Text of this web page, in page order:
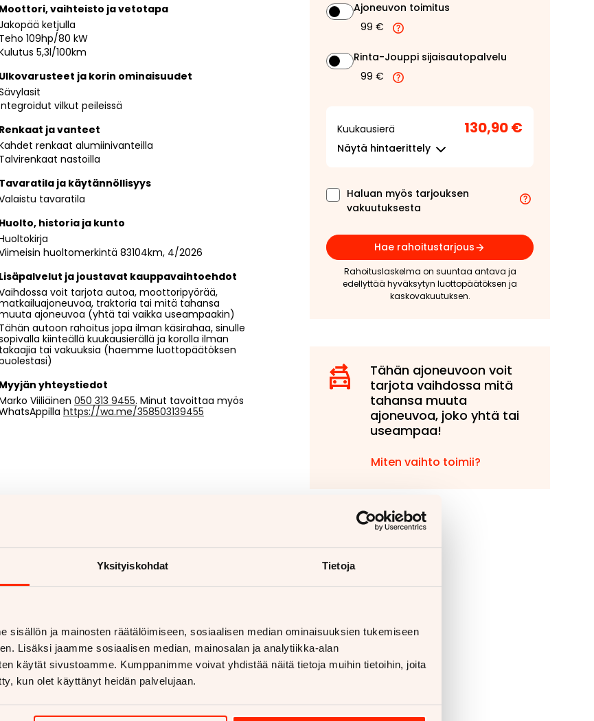
Yksityiskohdat Tietoja
sisällön ja mainosten räätälöimiseen, sosiaalisen median ominaisuuksien tukemiseen
Lisäksi jaamme sosiaalisen median, mainosalan ja analytiikka-alan
käytät sivustoamme. Kumppanimme voivat yhdistää näitä tietoja muihin tietoihin, joita
kun olet käyttänyt heidän palvelujaan.
Moottori, vaihteisto ja vetotapa
ketjulla
Teho 109hp/80 kW
5,3l/100km
Ulkovarusteet ja korin ominaisuudet
vilkut peileissä
Renkaat ja vanteet
renkaat alumiinivanteilla
Talvirenkaat nastoilla
Tavaratila ja käytännöllisyys
tavaratila
Huolto, historia ja kunto
huoltomerkintä 83104km, 4/2026
Lisäpalvelut ja joustavat kauppavaihtoehdot
voit tarjota autoa, moottoripyörää,
traktoria tai mitä tahansa
ajoneuvoa (yhtä tai vaikka useampaakin)
Tähän autoon rahoitus jopa ilman käsirahaa, sinulle
kiinteällä kuukausierällä ja korolla ilman
takaajia tai vakuuksia (haemme luottopäätöksen
Myyjän yhteystiedot
Viiliäinen 050 313 9455. Minut tavoittaa myös
https://wa.me/358503139455
asennettuna
alk. 810€
Ajoneuvon toimitus
99 €
Rinta-Jouppi sijaisautopalvelu
99 €
Kuukausierä 130,90 €
Näytä hintaerittely
Haluan myös tarjouksen
vakuutuksesta
Hae rahoitustarjous
Rahoituslaskelma on suuntaa antava ja
edellyttää hyväksytyn luottopäätöksen ja
kaskovakuutuksen.
Tähän ajoneuvoon voit
tarjota vaihdossa mitä
tahansa muuta
ajoneuvoa, joko yhtä tai
useampaa!
Miten vaihto toimii?